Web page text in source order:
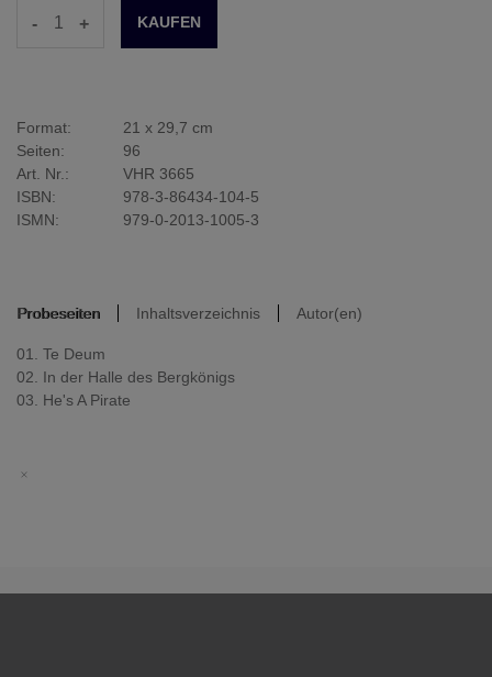
- +
Format:
21 x 29,7 cm
Seiten:
96
Art. Nr.:
VHR 3665
ISBN:
978-3-86434-104-5
ISMN:
979-0-2013-1005-3
Probeseiten Inhaltsverzeichnis Autor(en)
01. Te Deum
02. In der Halle des Bergkönigs
03. He's A Pirate